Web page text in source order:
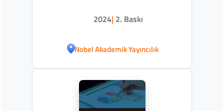
2024| 2. Baskı
Nobel Akademik Yayıncılık